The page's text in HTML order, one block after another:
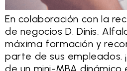
En colaboración con la
de negocios D. Dinis,
máxima formación y
parte de sus empleados.
de un mini-MBA dinámico